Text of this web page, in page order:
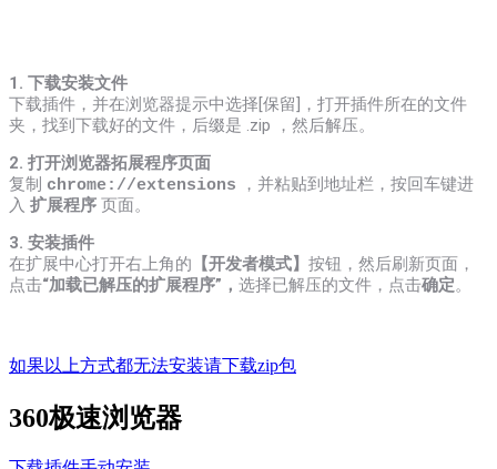
1. 下载安装文件
下载插件，并在浏览器提示中选择[保留]，打开插件所在的文件
夹，找到下载好的文件，后缀是 .zip ，然后解压。
2. 打开浏览器拓展程序页面
复制 chrome://extensions ， 并粘贴到地址栏，按回车键进
入 扩展程序 页面。
3. 安装插件
在扩展中心打开右上角的 【开发者模式】 按钮，然后刷新页面，
点击“加载已解压的扩展程序”， 选择已解压的文件，点击确定。
如果以上方式都无法安装请下载zip包
360极速浏览器